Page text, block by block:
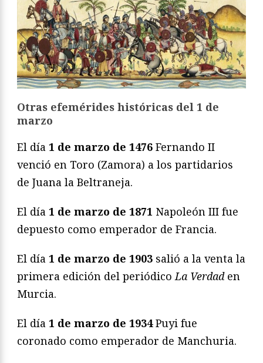
Otras efemérides históricas del 1 de
marzo
El día 1 de marzo de 1476 Fernando II
venció en Toro (Zamora) a los partidarios
de Juana la Beltraneja.
El día 1 de marzo de 1871 Napoleón III fue
depuesto como emperador de Francia.
El día 1 de marzo de 1903 salió a la venta la
primera edición del periódicoLa Verdaden
Murcia.
El día 1 de marzo de 1934Puyi fue
coronado como emperador de Manchuria.